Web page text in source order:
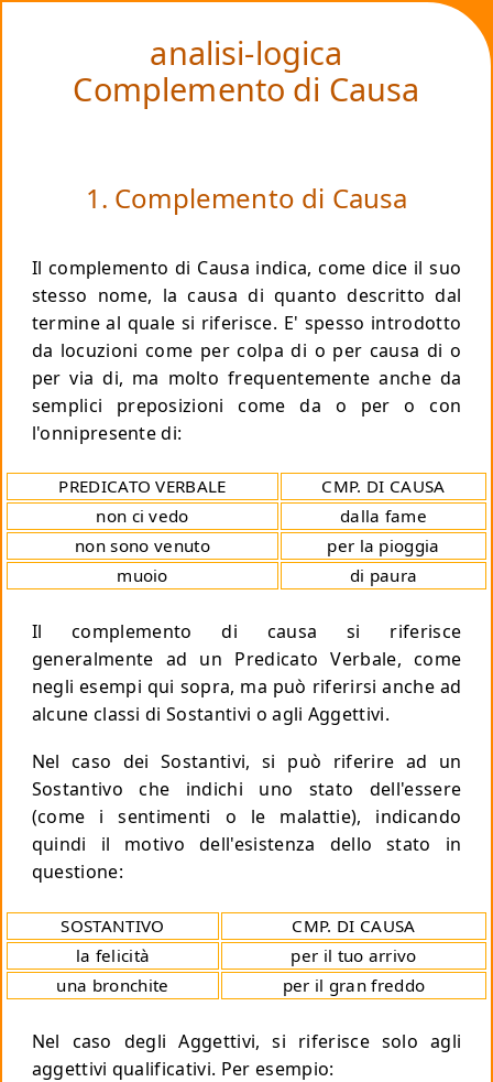
analisi-logica
Complemento di Causa
1. Complemento di Causa
Il complemento di Causa indica, come dice il suo
stesso nome, la causa di quanto descritto dal
termine al quale si riferisce. E' spesso introdotto
da locuzioni come per colpa di o per causa di o
per via di, ma molto frequentemente anche da
semplici preposizioni comeda o per o con
l'onnipresentedi:
PREDICATO VERBALE
CMP. DI CAUSA
non ci vedo
dalla fame
non sono venuto
per la pioggia
muoio
di paura
Il complemento di causa si riferisce
generalmente ad un Predicato Verbale, come
negli esempi qui sopra, ma può riferirsi anche ad
alcune classi di Sostantivi o agli Aggettivi.
Nel caso dei Sostantivi, si può riferire ad un
Sostantivo che indichi uno stato dell'essere
(come i sentimenti o le malattie), indicando
quindi il motivo dell'esistenza dello stato in
questione:
SOSTANTIVO
CMP. DI CAUSA
la felicità
per il tuo arrivo
una bronchite
per il gran freddo
Nel caso degli Aggettivi, si riferisce solo agli
aggettivi qualificativi. Per esempio: